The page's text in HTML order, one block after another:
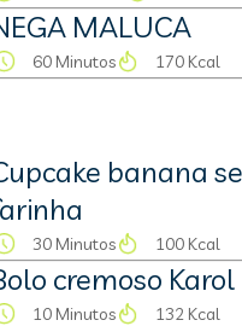
MALUCA
60 Minutos 170 Kcal
banana
30 Minutos 100 Kcal
cremoso Karol
10 Minutos 132 Kcal